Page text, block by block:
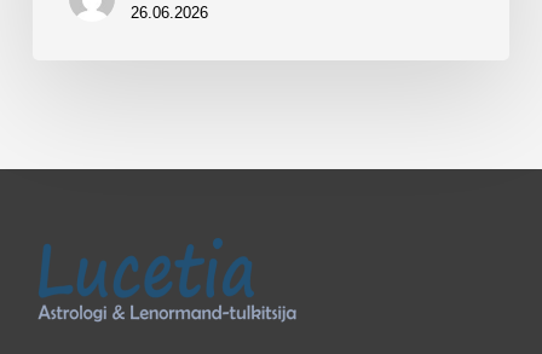
26.06.2026